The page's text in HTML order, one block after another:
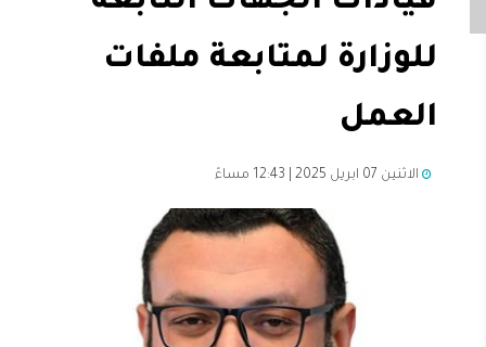
للوزارة لمتابعة ملفات
العمل
الاثنين 07 ابريل 2025 | 12:43 مساءً